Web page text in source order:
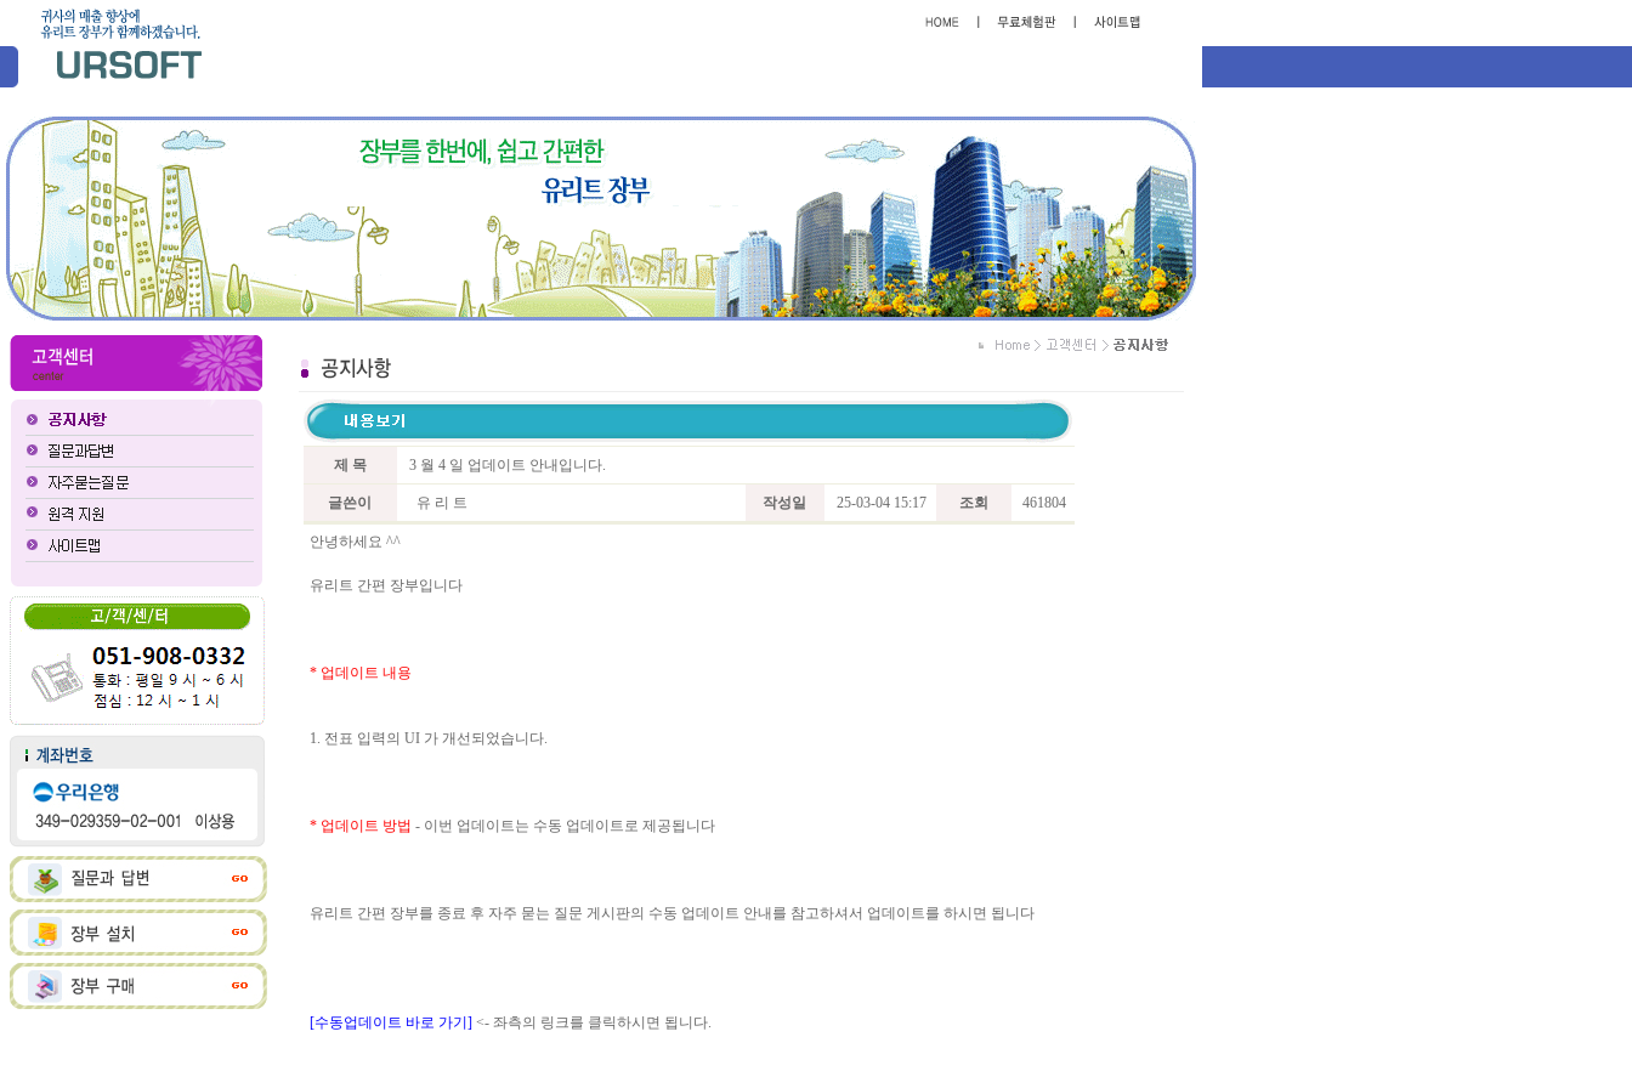
제 목 3 월 4 일 업데이트 안내입니다.
글쓴이 유 리 트 작성일 25-03-04 15:17 조회 461804
안녕하세요 ^^
유리트 간편 장부입니다
* 업데이트 내용
1. 전표 입력의 UI 가 개선되었습니다.
* 업데이트 방법 - 이번 업데이트는 수동 업데이트로 제공됩니다
유리트 간편 장부를 종료 후 자주 묻는 질문 게시판의 수동 업데이트 안내를 참고하셔서 업데이트를 하시면 됩니다
[수동업데이트 바로 가기] <- 좌측의 링크를 클릭하시면 됩니다.